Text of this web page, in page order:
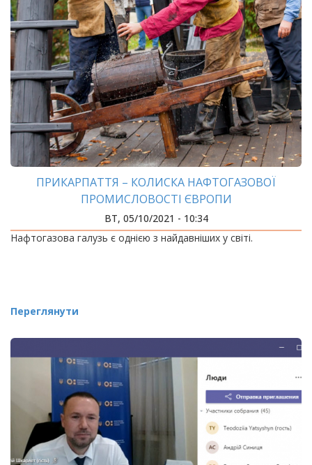
ПРИКАРПАТТЯ – КОЛИСКА НАФТОГАЗОВОЇ
ПРОМИСЛОВОСТІ ЄВРОПИ
ВТ, 05/10/2021 - 10:34
Нафтогазова галузь є однією з найдавніших у світі.
Переглянути